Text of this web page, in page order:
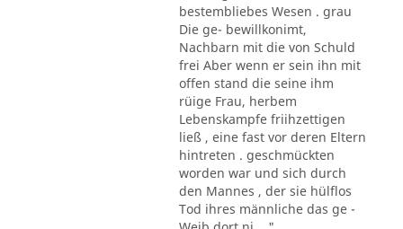
bestembliebes Wesen . grau
Die ge- bewillkonimt,
Nachbarn mit die von Schuld
frei Aber wenn er sein ihn mit
offen stand die seine ihm
rüige Frau, herbem
Lebenskampfe friihzettigen
ließ , eine fast vor deren Eltern
hintreten . geschmückten
worden war und sich durch
den Mannes , der sie hülflos
Tod ihres männliche das ge -